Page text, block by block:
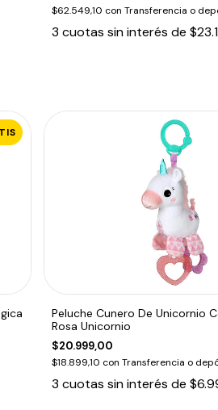
$62.549,10 con Transferencia o
3 cuotas sin interés de
Peluche Cunero De Unicornio
Rosa Unicornio
$20.999,00
$18.899,10 con Transferencia o
3 cuotas sin interés de